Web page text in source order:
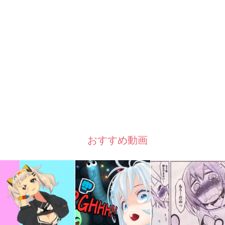
おすすめ動画